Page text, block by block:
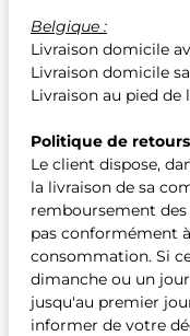
Belgique :
Livraison domicile
Livraison domicile
Livraison au pied
Politique de retours
Le client dispose,
la livraison de sa
remboursement
pas conformément
consommation. Si
dimanche ou un
jusqu'au premier
informer de votre